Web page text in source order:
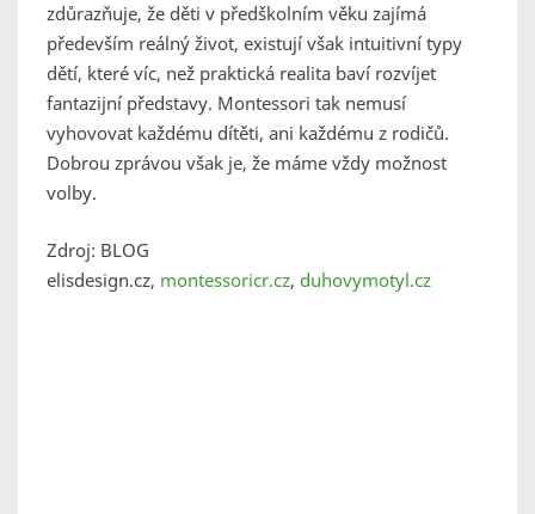
zdůrazňuje, že děti v předškolním věku zajímá
především reálný život, existují však intuitivní typy
dětí, které víc, než praktická realita baví rozvíjet
fantazijní představy. Montessori tak nemusí
vyhovovat každému dítěti, ani každému z rodičů.
Dobrou zprávou však je, že máme vždy možnost
volby.
Zdroj: BLOG
elisdesign.cz, montessoricr.cz, duhovymotyl.cz